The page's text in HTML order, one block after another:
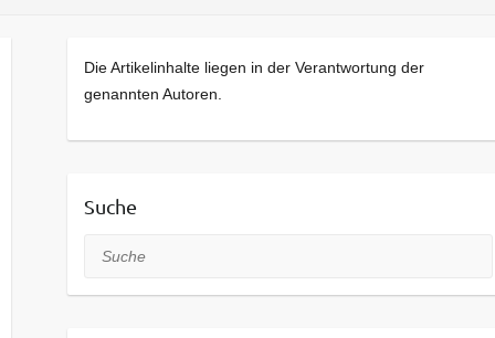
Die Artikelinhalte liegen in der Verantwortung der
genannten Autoren.
Suche
Suche